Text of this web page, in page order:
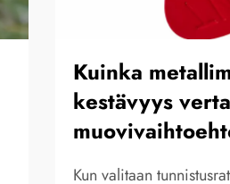
Kuinka
kestävyys
Kun valitaan